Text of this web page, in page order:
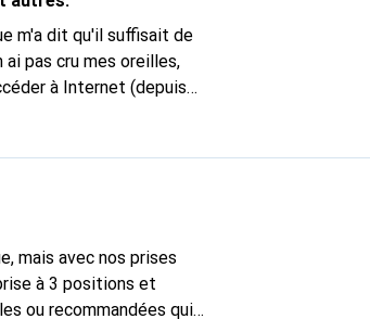
pas cru mes oreilles,
à Internet (depuis
mais avec nos prises
à 3 positions et